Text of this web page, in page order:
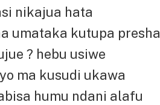
nikajua hata
umataka kutupa presha
? hebu usiwe
ma kusudi ukawa
humu ndani alafu